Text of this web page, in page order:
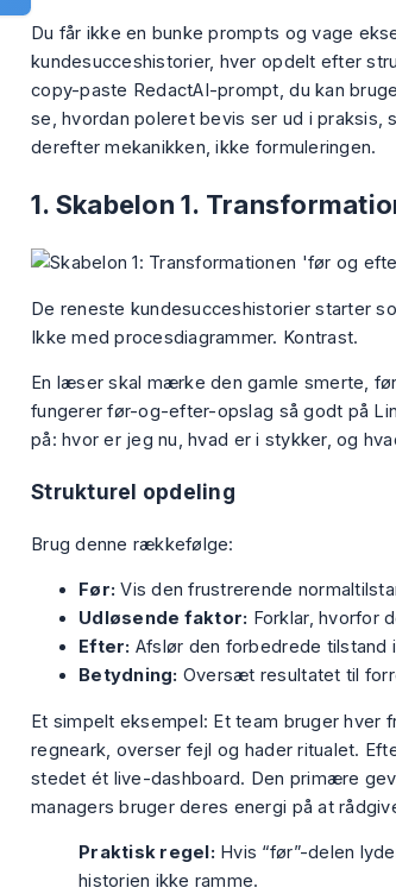
Du får ikke en bunke prompts og vage
kundesucceshistorier, hver opdelt efter
copy-paste RedactAI-prompt, du kan
se, hvordan poleret bevis ser ud i praksis,
derefter mekanikken, ikke formuleringen.
1. Skabelon 1.
De reneste kundesucceshistorier starter
Ikke med procesdiagrammer. Kontrast.
En læser skal mærke den gamle smerte,
fungerer før-og-efter-opslag så godt på
på: hvor er jeg nu, hvad er i stykker, og
Strukturel opdeling
Brug denne rækkefølge:
Før: Vis den frustrerende
Udløsende faktor: Forklar, hvorfor
Efter: Afslør den forbedrede tilstand
Betydning: Oversæt resultatet til
Et simpelt eksempel: Et team bruger hver
regneark, overser fejl og hader ritualet.
stedet ét live-dashboard. Den primære
managers bruger deres energi på at
Praktisk regel: Hvis “før”-delen
historien ikke ramme.